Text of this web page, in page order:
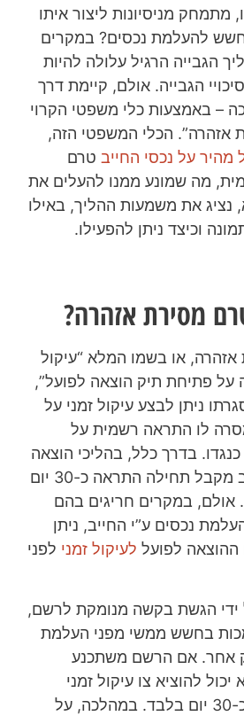
מניסיונות ליצור איתו
להעלמת נכסים? במקרים
הגבייה הרגיל עלולה להיות
הגבייה. אולם, קיימת דרך
– באמצעות כלי משפטי הקרוי
אזהרה”. הכלי המשפטי הזה,
מהיר על נכסי החייב טרם
מה שמונע ממנו להעלים את
נציג את משמעות ההליך, באילו
וכיצד ניתן להפעילו.
מסירת אזהרה?
או בשמו המלא “עיקול
על פתיחת תיק הוצאה לפועל”,
ניתן לבצע עיקול זמני על
לו התראה רשמית על
כנגדו. בדרך כלל, בהליכי הוצאה
לפועל רגילים החייב מקבל תחילה התראה כ-30 יום
אולם, במקרים חריגים בהם
נכסים ע”י החייב, ניתן
לפועל לעיקול זמני לפני
ידי הגשת בקשה מנומקת לרשם,
בחשש ממשי מפני העלמת
אחר. אם הרשם משתכנע
להוציא צו עיקול זמני
לתקופה קצרה של כ-30 יום בלבד. במהלכה, על